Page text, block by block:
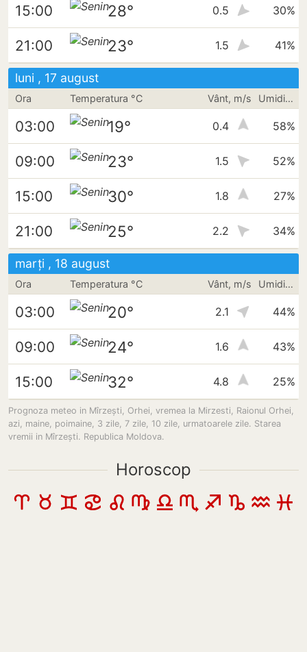
15:00 28° 0.5 30%
21:00 23° 1.5 41%
luni , 17 august
Ora Temperatura °C Vânt, m/s Umiditate
03:00 19° 0.4 58%
09:00 23° 1.5 52%
15:00 30° 1.8 27%
21:00 25° 2.2 34%
marți , 18 august
Ora Temperatura °C Vânt, m/s Umiditate
03:00 20° 2.1 44%
09:00 24° 1.6 43%
15:00 32° 4.8 25%
Prognoza meteo in Mîrzești, Orhei, vremea la Mirzesti, Raionul Orhei,
azi, maine, poimaine, 3 zile, 7 zile, 10 zile, urmatoarele zile. Starea
vremii in Mîrzești. Republica Moldova.
Horoscop